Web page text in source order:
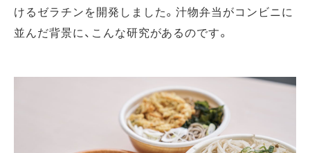
けるゼラチンを開発しました。汁物弁当がコンビニに
並んだ背景に、こんな研究があるのです。